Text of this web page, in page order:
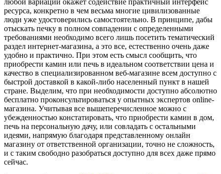
любой вариации окажет содействие практичный интерфейс
ресурса, конкретно в чем весьма многие цивилизованные
люди уже удостоверились самостоятельно. В принципе, дабы
отыскать печку в полном совпадении с определенными
требованиями необходимо всего лишь посетить тематический
раздел интернет-магазина, а это все, естественно очень даже
удобно и практично. При этом есть смысл сообщить, что
приобрести камин или печь в идеальном соответствии цена и
качество в специализированном веб-магазине всем доступно с
быстрой доставкой в какой-либо населенный пункт в нашей
стране. Выделим, что при необходимости доступно абсолютно
бесплатно проконсультироваться у опытных экспертов online-
магазина. Учитывая все вышеперечисленное можно с
убежденностью констатировать, что приобрести камин в дом,
печь на персональную дачу, или совладать с остальными
идеями, напрямую благодаря представленному онлайн
магазину от ответственной организации, точно не сложность,
и с таким свободно разобраться доступно для всех даже прямо
сейчас.